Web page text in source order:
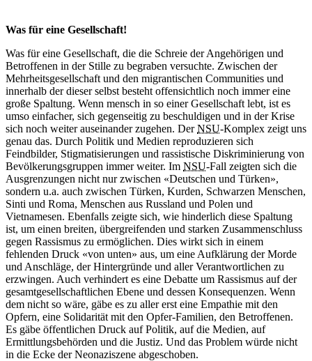
Was für eine Gesellschaft!
Was für eine Gesellschaft, die die Schreie der Angehörigen und
Betroffenen in der Stille zu begraben versuchte. Zwischen der
Mehrheitsgesellschaft und den migrantischen Communities und
innerhalb der dieser selbst besteht offensichtlich noch immer eine
große Spaltung. Wenn mensch in so einer Gesellschaft lebt, ist es
umso einfacher, sich gegenseitig zu beschuldigen und in der Krise
sich noch weiter auseinander zugehen. DerNSU-Komplex zeigt uns
genau das. Durch Politik und Medien reproduzieren sich
Feindbilder, Stigmatisierungen und rassistische Diskriminierung von
Bevölkerungsgruppen immer weiter. Im NSU-Fall zeigten sich die
Ausgrenzungen nicht nur zwischen «Deutschen und Türken»,
sondern u.a. auch zwischen Türken, Kurden, Schwarzen Menschen,
Sinti und Roma, Menschen aus Russland und Polen und
Vietnamesen. Ebenfalls zeigte sich, wie hinderlich diese Spaltung
ist, um einen breiten, übergreifenden und starken Zusammenschluss
gegen Rassismus zu ermöglichen. Dies wirkt sich in einem
fehlenden Druck «von unten» aus, um eine Aufklärung der Morde
und Anschläge, der Hintergründe und aller Verantwortlichen zu
erzwingen. Auch verhindert es eine Debatte um Rassismus auf der
gesamtgesellschaftlichen Ebene und dessen Konsequenzen. Wenn
dem nicht so wäre, gäbe es zu aller erst eine Empathie mit den
Opfern, eine Solidarität mit den Opfer-Familien, den Betroffenen.
Es gäbe öffentlichen Druck auf Politik, auf die Medien, auf
Ermittlungsbehörden und die Justiz. Und das Problem würde nicht
in die Ecke der Neonaziszene abgeschoben.